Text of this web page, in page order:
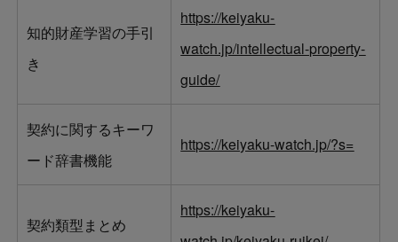
知的財産学習の手引
き
https://keiyaku-
watch.jp/intellectual-property-
guide/
契約に関するキーワ
ード辞書機能
https://keiyaku-watch.jp/?s=
契約類型まとめ
https://keiyaku-